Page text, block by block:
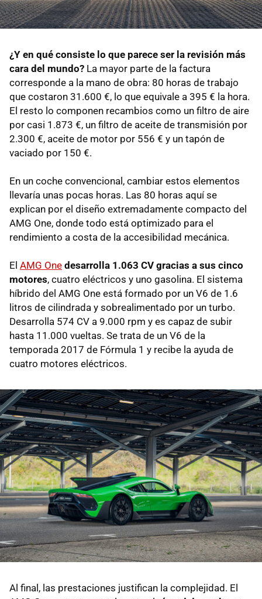
¿Y en qué consiste lo que parece ser la revisión más
cara del mundo? La mayor parte de la factura
corresponde a la mano de obra: 80 horas de trabajo
que costaron 31.600 €, lo que equivale a 395 € la hora.
El resto lo componen recambios como un filtro de aire
por casi 1.873 €, un filtro de aceite de transmisión por
2.300 €, aceite de motor por 556 € y un tapón de
vaciado por 150 €.
En un coche convencional, cambiar estos elementos
llevaría unas pocas horas. Las 80 horas aquí se
explican por el diseño extremadamente compacto del
AMG One, donde todo está optimizado para el
rendimiento a costa de la accesibilidad mecánica.
El AMG One desarrolla 1.063 CV gracias a sus cinco
motores, cuatro eléctricos y uno gasolina. El sistema
híbrido del AMG One está formado por un V6 de 1.6
litros de cilindrada y sobrealimentado por un turbo.
Desarrolla 574 CV a 9.000 rpm y es capaz de subir
hasta 11.000 vueltas. Se trata de un V6 de la
temporada 2017 de Fórmula 1 y recibe la ayuda de
cuatro motores eléctricos.
Al final, las prestaciones justifican la complejidad. El